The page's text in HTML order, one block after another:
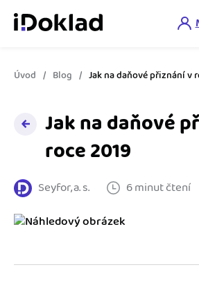
Online fakturace
Správa kontaktů
Hlídání cashflow
Spolupráce s účetní
Ceník
Nápověda
Šablony faktur
Šablona pro plátce DPH
Úvod Blog Jak na daňové přiznání v
Jak na daňové
roce 2019
Seyfor, a. s. 6 minut čtení